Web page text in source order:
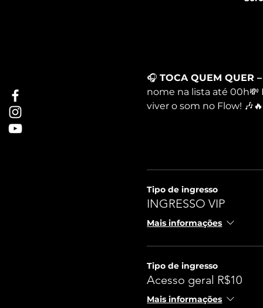
🎧 TOCA QUEM QUER
nome na lista até 00h💸
viver o som no Flow! 🎶🔥
Tipo de ingresso
INGRESSO VIP
Mais informações
Tipo de ingresso
Acesso geral R$10
Mais informações